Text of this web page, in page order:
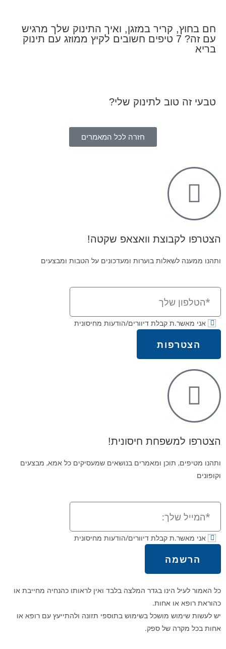
חם בחוץ, קריר במזגן, ואיך התינוק שלך מרגיש
עם זה? 7 טיפים חשובים לקיץ ממוזג עם תינוק
בריא
טבעי זה טוב לתינוק שלי?
חזרה לכל המאמרים
הצטרפו לקבוצת וואצאפ שקטה!
ותהנו ממענה לשאלות בוערות ומעדכונים על הטבות ומבצעים
אני מאשר.ת קבלת דיוורים/הודעות מחיסונית
הצטרפות
הצטרפו למשפחת חיסונית!
ותהנו מטיפים, תוכן ומאמרים בנושאים שמעסיקים כל אמא, מבצעים
וקופונים
אני מאשר.ת קבלת דיוורים/הודעות מחיסונית
הרשמה
כל האמור לעיל הינו בגדר המלצה בלבד ואין לראותו כהנחיה מחייבת או
כהוראת רופא או אחות.
יש לעשות שימוש מושכל בשימוש בתוספי תזונה ולהתייעץ עם רופא או
אחות בכל מקרה של ספק.